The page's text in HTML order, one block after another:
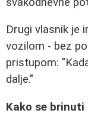
Drugi vlasnik je
vozilom - bez
pristupom:
dalje."
Kako se